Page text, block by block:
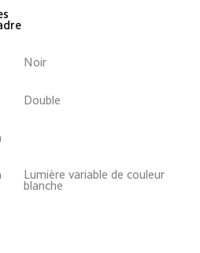
Noir
Double
Lumière variable de couleur
blanche